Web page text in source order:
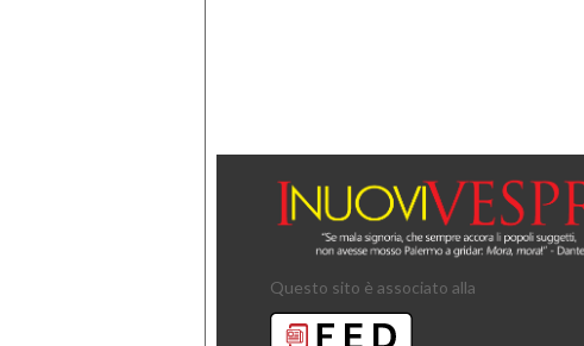
Questo sito è associato alla